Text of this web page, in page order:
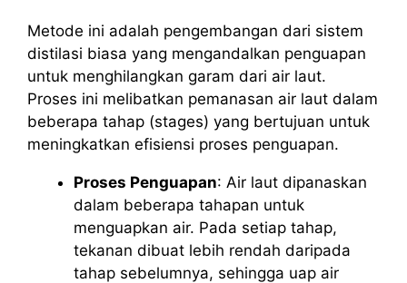
Metode ini adalah pengembangan dari sistem
distilasi biasa yang mengandalkan penguapan
untuk menghilangkan garam dari air laut.
Proses ini melibatkan pemanasan air laut dalam
beberapa tahap (stages) yang bertujuan untuk
meningkatkan efisiensi proses penguapan.
Proses Penguapan: Air laut dipanaskan
dalam beberapa tahapan untuk
menguapkan air. Pada setiap tahap,
tekanan dibuat lebih rendah daripada
tahap sebelumnya, sehingga uap air